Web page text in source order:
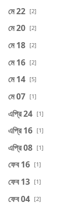
মে 22 [2]
মে 20 [2]
মে 18 [2]
মে 16 [2]
মে 14 [5]
মে 07 [1]
এপ্রি 24 [1]
এপ্রি 16 [1]
এপ্রি 08 [1]
ফেব 16 [1]
ফেব 13 [1]
ফেব 04 [2]